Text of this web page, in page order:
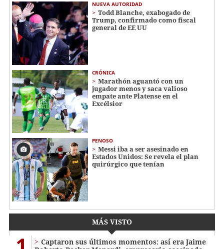
NUEVA AUTORIDAD
Todd Blanche, exabogado de
Trump, confirmado como fiscal
general de EE UU
CRÓNICA
Marathón aguantó con un
jugador menos y saca valioso
empate ante Platense en el
Excélsior
PENOSO
Messi iba a ser asesinado en
Estados Unidos: Se revela el plan
quirúrgico que tenían
MÁS VISTO
Captaron sus últimos momentos: así era Jaime